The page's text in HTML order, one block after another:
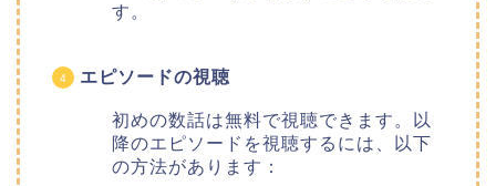
す。
エピソードの視聴
初めの数話は無料で視聴できます。以
降のエピソードを視聴するには、以下
の方法があります：